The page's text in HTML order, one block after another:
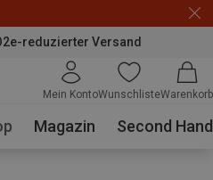
reduzierter Versand
Mein KontoWunschlisteWarenkorb
Magazin Second Hand